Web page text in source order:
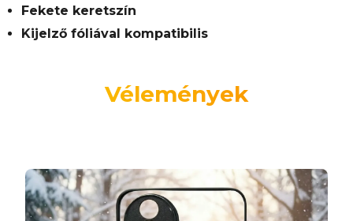
Fekete keretszín
Kijelző fóliával kompatibilis
Vélemények